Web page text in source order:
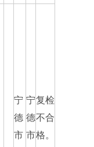
宁
德
市
宁
德
市
复检
不合
格。